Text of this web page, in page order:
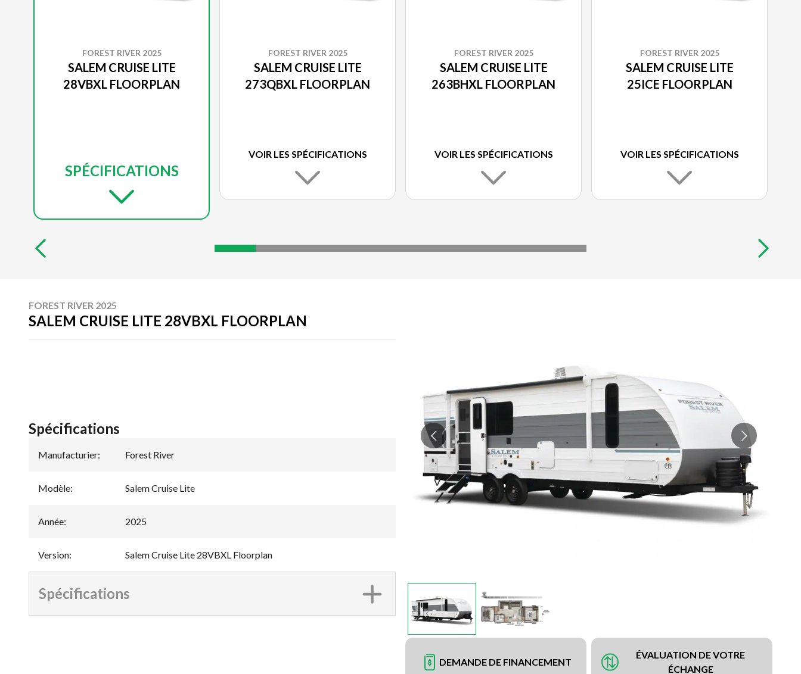
FOREST RIVER 2025
SALEM CRUISE LITE
28VBXL FLOORPLAN
SPÉCIFICATIONS
FOREST RIVER 2025
SALEM CRUISE LITE
273QBXL FLOORPLAN
VOIR LES SPÉCIFICATIONS
FOREST RIVER 2025
SALEM CRUISE LITE
263BHXL FLOORPLAN
VOIR LES SPÉCIFICATIONS
FOREST RIVER 2025
SALEM CRUISE LITE
25ICE FLOORPLAN
VOIR LES SPÉCIFICATIONS
FOREST RIVER 2025
SALEM CRUISE LITE 28VBXL FLOORPLAN
DEMANDE DE FINANCEMENT
ÉVALUATION DE VOTRE
ÉCHANGE
Spécifications
Manufacturier: Forest River
Modèle: Salem Cruise Lite
Année: 2025
Version: Salem Cruise Lite 28VBXL Floorplan
Spécifications